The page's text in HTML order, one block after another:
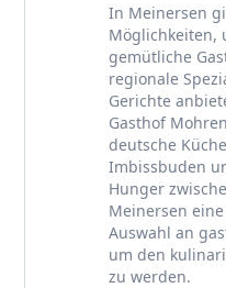
In Meinersen
Möglichkeiten,
gemütliche
regionale
Gerichte
Gasthof
deutsche
Imbissbuden
Hunger
Meinersen
Auswahl an
um den
zu werden.